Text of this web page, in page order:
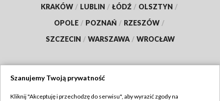
KRAKÓW / LUBLIN / ŁÓDŹ / OLSZTYN /
OPOLE / POZNAŃ / RZESZÓW /
SZCZECIN / WARSZAWA / WROCŁAW
Szanujemy Twoją prywatność
Kliknij "Akceptuję i przechodzę do serwisu", aby wyrazić zgody na